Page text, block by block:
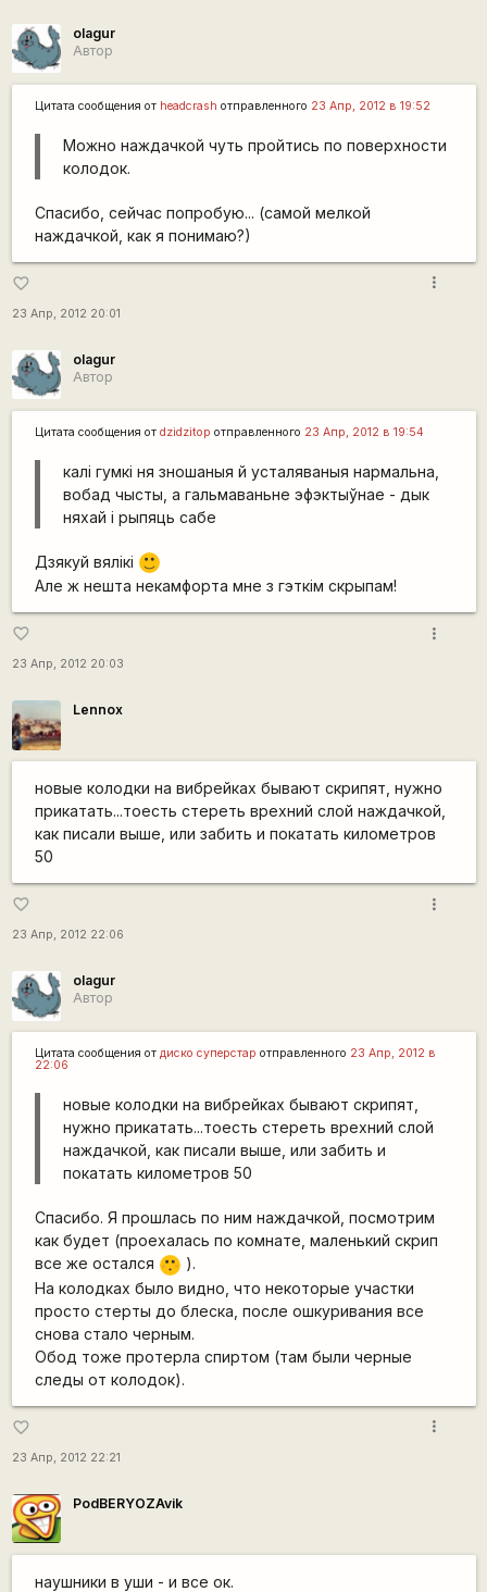
olagur
Автор
Цитата сообщения от headcrash отправленного 23 Апр, 2012 в 19:52
Можно наждачкой чуть пройтись по поверхности
колодок.
Спасибо, сейчас попробую... (самой мелкой
наждачкой, как я понимаю?)
favorite_border
23 Апр, 2012 20:01
more_vert
olagur
Автор
Цитата сообщения от dzidzitop отправленного 23 Апр, 2012 в 19:54
калі гумкі ня зношаныя й усталяваныя нармальна,
вобад чысты, а гальмаваньне эфэктыўнае - дык
няхай і рыпяць сабе
Дзякуй вялiкi
:)
Але ж нешта некамфорта мне з гэткiм скрыпам!
favorite_border
23 Апр, 2012 20:03
more_vert
Lennox
новые колодки на вибрейках бывают скрипят, нужно
прикатать...тоесть стереть врехний слой наждачкой,
как писали выше, или забить и покатать километров
50
favorite_border
23 Апр, 2012 22:06
more_vert
olagur
Автор
Цитата сообщения от диско суперстар отправленного 23 Апр, 2012 в
22:06
новые колодки на вибрейках бывают скрипят,
нужно прикатать...тоесть стереть врехний слой
наждачкой, как писали выше, или забить и
покатать километров 50
Спасибо. Я прошлась по ним наждачкой, посмотрим
как будет (проехалась по комнате, маленький скрип
все же остался :-[ ).
На колодках было видно, что некоторые участки
просто стерты до блеска, после ошкуривания все
снова стало черным.
Обод тоже протерла спиртом (там были черные
следы от колодок).
favorite_border
23 Апр, 2012 22:21
more_vert
PodBERYOZAvik
наушники в уши - и все ок.